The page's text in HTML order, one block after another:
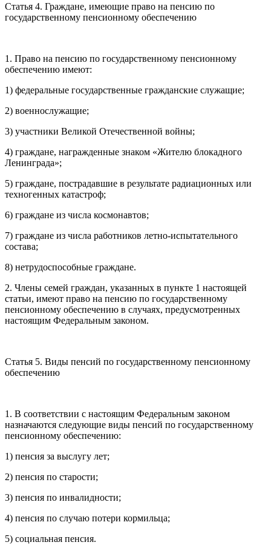
Статья 4. Граждане, имеющие право на пенсию по
государственному пенсионному обеспечению
1. Право на пенсию по государственному пенсионному
обеспечению имеют:
1) федеральные государственные гражданские служащие;
2) военнослужащие;
3) участники Великой Отечественной войны;
4) граждане, награжденные знаком «Жителю блокадного
Ленинграда»;
5) граждане, пострадавшие в результате радиационных или
техногенных катастроф;
6) граждане из числа космонавтов;
7) граждане из числа работников летно-испытательного
состава;
8) нетрудоспособные граждане.
2. Члены семей граждан, указанных в пункте 1 настоящей
статьи, имеют право на пенсию по государственному
пенсионному обеспечению в случаях, предусмотренных
настоящим Федеральным законом.
Статья 5. Виды пенсий по государственному пенсионному
обеспечению
1. В соответствии с настоящим Федеральным законом
назначаются следующие виды пенсий по государственному
пенсионному обеспечению:
1) пенсия за выслугу лет;
2) пенсия по старости;
3) пенсия по инвалидности;
4) пенсия по случаю потери кормильца;
5) социальная пенсия.